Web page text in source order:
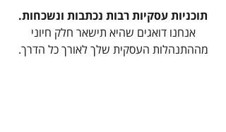
תוכניות עסקיות רבות נכתבות ונשכחות.
אנחנו דואגים שהיא תישאר חלק חיוני
מההתנהלות העסקית שלך לאורך כל הדרך.